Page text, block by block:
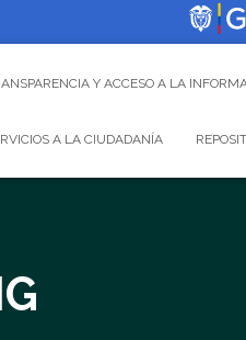
Y ACCESO A LA
A LA CIUDADANÍA